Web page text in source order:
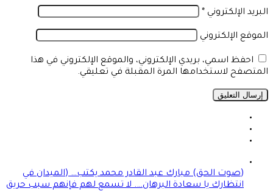
البريد الإلكتروني *
الموقع الإلكتروني
احفظ اسمي، بريدي الإلكتروني، والموقع الإلكتروني في هذا
المتصفح لاستخدامها المرة المقبلة في تعليقي.
(صوت الحق) مبارك عبد القادر محمد يكتب… (الميدان في
انتظارك يا سعادة البرهان…. لا تسمع لهم فإنهم سبب حريق